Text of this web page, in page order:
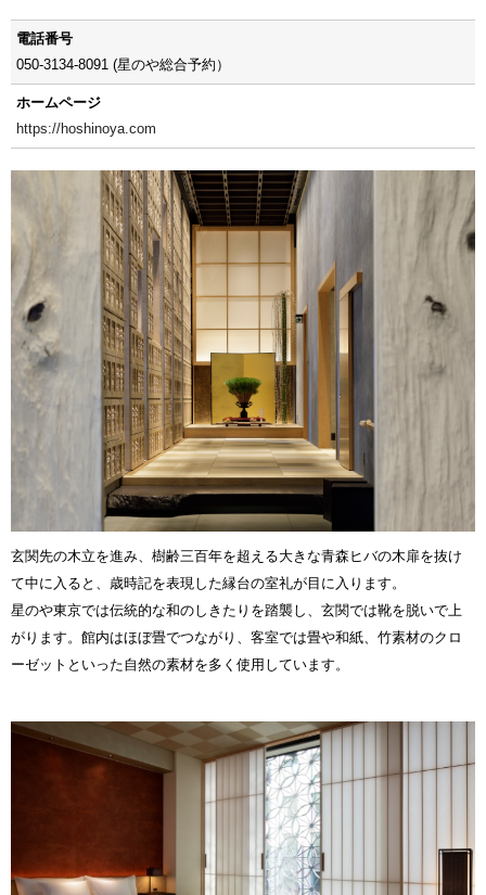
電話番号
050-3134-8091 (星のや総合予約）
ホームページ
https://hoshinoya.com
玄関先の木立を進み、樹齢三百年を超える大きな青森ヒバの木扉を抜け
て中に入ると、歳時記を表現した縁台の室礼が目に入ります。
星のや東京では伝統的な和のしきたりを踏襲し、玄関では靴を脱いで上
がります。館内はほぼ畳でつながり、客室では畳や和紙、竹素材のクロ
ーゼットといった自然の素材を多く使用しています。